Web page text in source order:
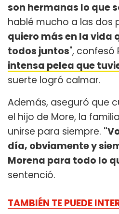
son hermanas lo que
hablé mucho a las dos
quiero más en la vida
todos juntos", confesó
intensa pelea que
suerte logró calmar.
Además, aseguró que
el hijo de More, la
unirse para siempre.
día, obviamente y
Morena para todo lo
sentenció.
TAMBIÉN TE PUEDE